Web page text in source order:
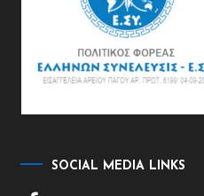
SOCIAL MEDIA LINKS